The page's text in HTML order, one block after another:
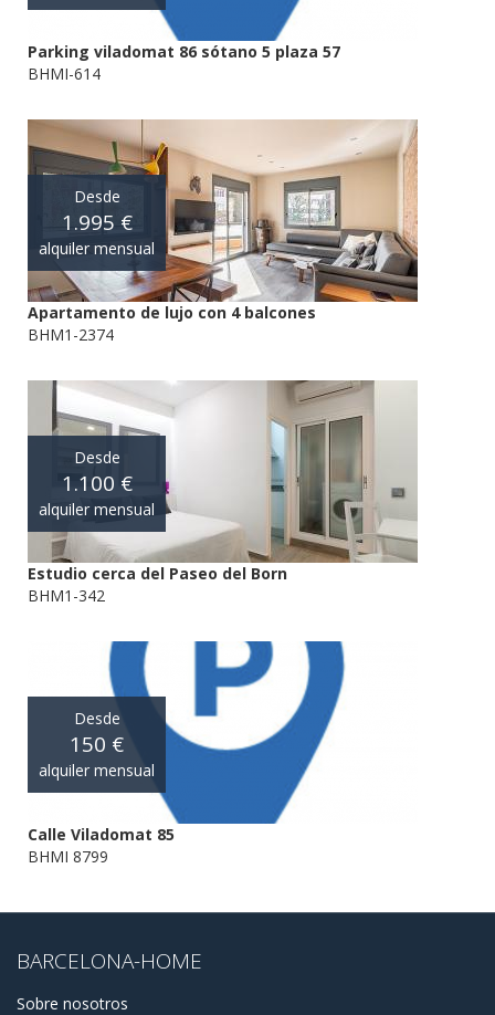
Parking viladomat 86 sótano 5 plaza 57
BHMI-614
Desde
1.995 €
alquiler mensual
Apartamento de lujo con 4 balcones
BHM1-2374
Desde
1.100 €
alquiler mensual
Estudio cerca del Paseo del Born
BHM1-342
Desde
150 €
alquiler mensual
Calle Viladomat 85
BHMI 8799
BARCELONA-HOME
Sobre nosotros